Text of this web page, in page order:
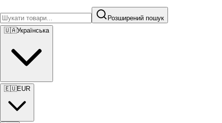
Розширений пошук
🇺🇦Українська
🇪🇺EUR